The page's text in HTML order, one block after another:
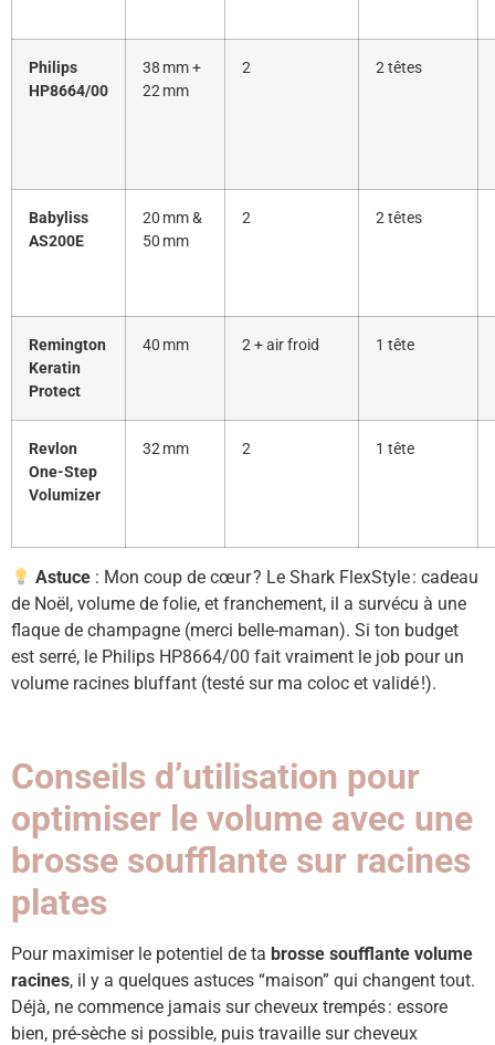
Philips
HP8664/00
38 mm +
22 mm
2 2 têtes
Babyliss
AS200E
20 mm &
50 mm
2 2 têtes
Remington
Keratin
Protect
40 mm 2 + air froid 1 tête
Revlon
One-Step
Volumizer
32 mm 2 1 tête
Astuce : Mon coup de cœur ? Le Shark FlexStyle : cadeau
de Noël, volume de folie, et franchement, il a survécu à une
flaque de champagne (merci belle-maman). Si ton budget
est serré, le Philips HP8664/00 fait vraiment le job pour un
volume racines bluffant (testé sur ma coloc et validé !).
Conseils d’utilisation pour
optimiser le volume avec une
brosse soufflante sur racines
plates
Pour maximiser le potentiel de ta brosse soufflante volume
racines, il y a quelques astuces “maison” qui changent tout.
Déjà, ne commence jamais sur cheveux trempés : essore
bien, pré-sèche si possible, puis travaille sur cheveux